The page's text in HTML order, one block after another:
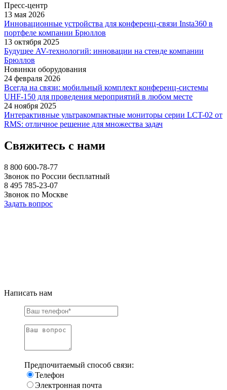
Пресс-центр
13 мая 2026
Инновационные устройства для конференц-связи Insta360 в
портфеле компании Брюллов
13 октября 2025
Будущее AV-технологий: инновации на стенде компании
Брюллов
Новинки оборудования
24 февраля 2026
Всегда на связи: мобильный комплект конференц-системы
UHF-150 для проведения мероприятий в любом месте
24 ноября 2025
Интерактивные ультракомпактные мониторы серии LCT-02 от
RMS: отличное решение для множества задач
Свяжитесь с нами
8 800 600-78-77
Звонок по России бесплатный
8 495 785-23-07
Звонок по Москве
Задать вопрос
Написать нам
Предпочитаемый способ связи:
Телефон
Электронная почта